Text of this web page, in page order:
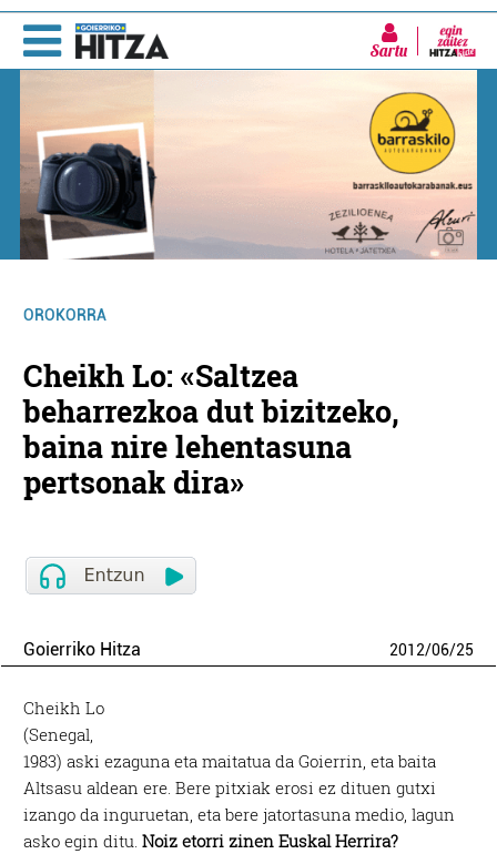
Sartu
OROKORRA
Cheikh Lo: «Saltzea
beharrezkoa dut bizitzeko,
baina nire lehentasuna
pertsonak dira»
Goierriko Hitza 2012/06/25
Cheikh Lo
(Senegal,
1983) aski ezaguna eta maitatua da Goierrin, eta baita
Altsasu aldean ere. Bere pitxiak erosi ez dituen gutxi
izango da inguruetan, eta bere jatortasuna medio, lagun
asko egin ditu.Noiz etorri zinen Euskal Herrira?